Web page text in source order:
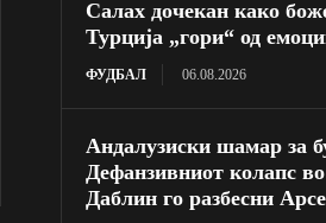
Салах дочекан како
Турција „гори“ од
ФУДБАЛ 06.08.2026
Андалузиски шамар за
Дефанзивниот колапс во
Даблин го разбесни